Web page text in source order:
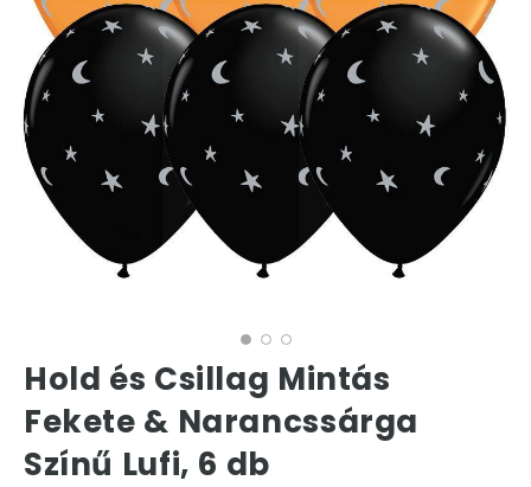
Hold és Csillag Mintás
Fekete & Narancssárga
Színű Lufi, 6 db